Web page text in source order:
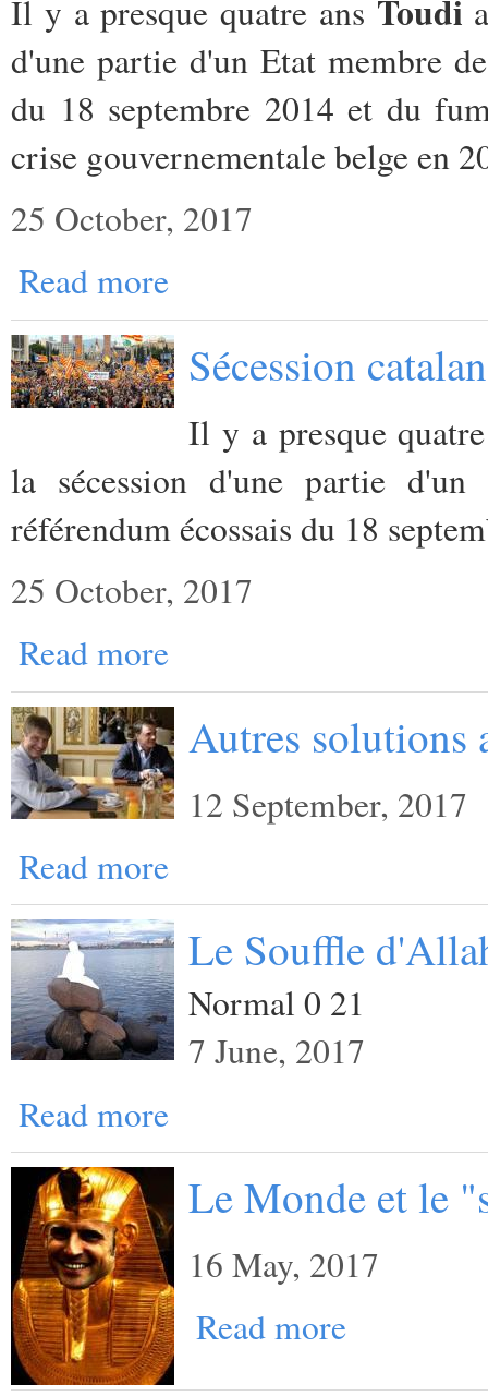
Il y a presque quatre ans Toudi
d'une partie d'un Etat membre
du 18 septembre 2014 et du
crise gouvernementale belge en
25 October, 2017
Read more
Sécession
Il y a presque
la sécession d'une partie
référendum écossais du 18
25 October, 2017
Read more
Autres solutions
12 September, 2017
Read more
Le Souffle
Normal 0 21
7 June, 2017
Read more
Le Monde et le
16 May, 2017
Read more